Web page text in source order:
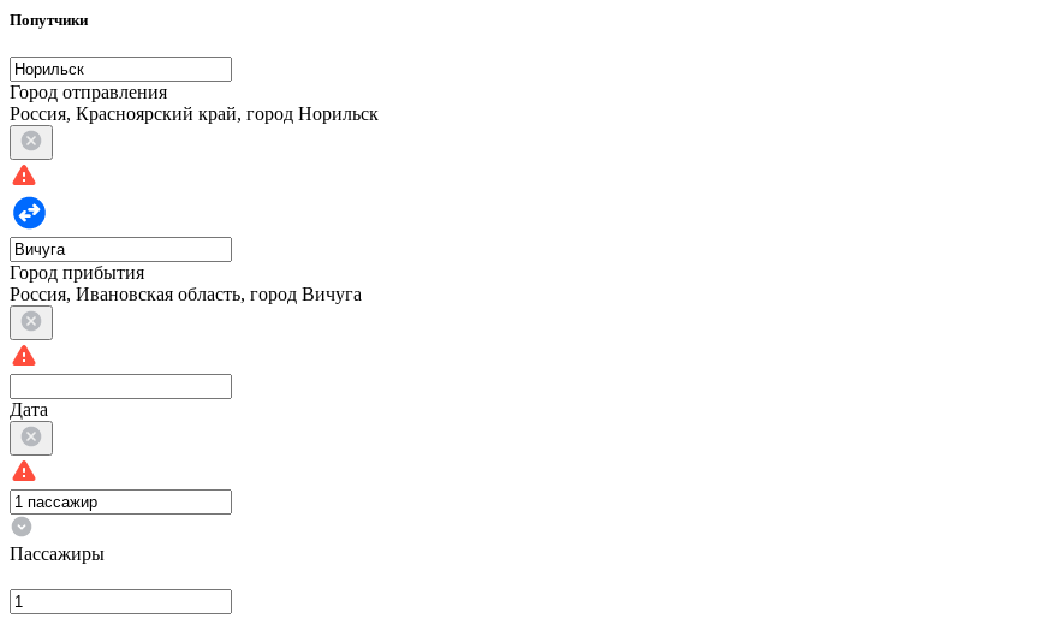
Попутчики
Город отправления
Россия, Красноярский край, город Норильск
Город прибытия
Россия, Ивановская область, город Вичуга
Дата
Пассажиры